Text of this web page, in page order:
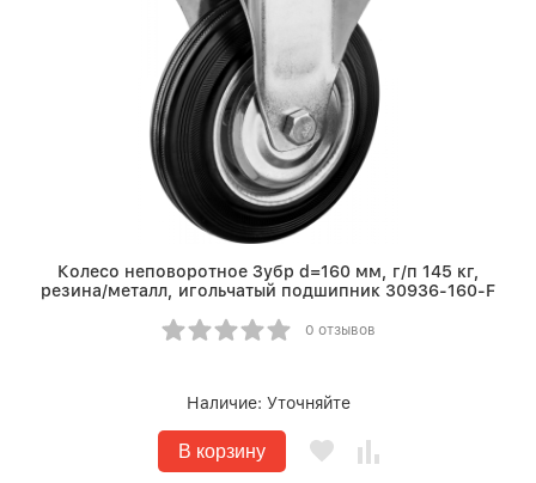
Колесо неповоротное Зубр d=160 мм, г/п 145 кг,
резина/металл, игольчатый подшипник 30936-160-F
0 отзывов
Наличие: Уточняйте
В корзину